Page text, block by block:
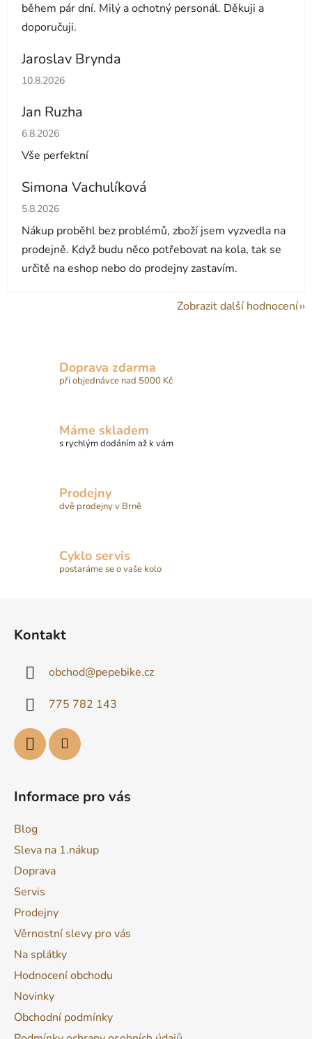
během pár dní. Milý a ochotný personál. Děkuji a
doporučuji.
Jaroslav Brynda
Hodnocení obchodu je 5 z 5 hvězdiček.
10.8.2026
Jan Ruzha
Hodnocení obchodu je 5 z 5 hvězdiček.
6.8.2026
Vše perfektní
Simona Vachulíková
Hodnocení obchodu je 5 z 5 hvězdiček.
5.8.2026
Nákup proběhl bez problémů, zboží jsem vyzvedla na
prodejně. Když budu něco potřebovat na kola, tak se
určitě na eshop nebo do prodejny zastavím.
Zobrazit další hodnocení
Doprava zdarma
při objednávce nad 5000 Kč
Máme skladem
s rychlým dodáním až k vám
Prodejny
dvě prodejny v Brně
Cyklo servis
postaráme se o vaše kolo
Kontakt
obchod@pepebike.cz
775 782 143
Informace pro vás
Blog
Sleva na 1.nákup
Doprava
Servis
Prodejny
Věrnostní slevy pro vás
Na splátky
Hodnocení obchodu
Novinky
Obchodní podmínky